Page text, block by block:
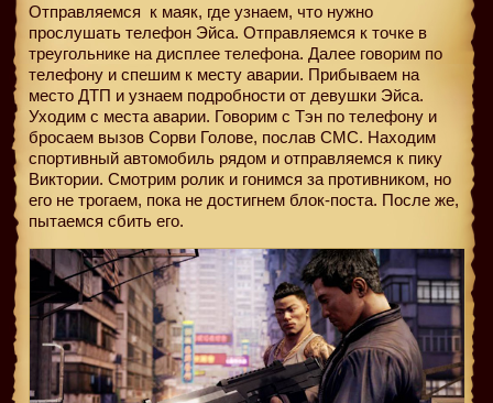
Отправляемся к маяк, где узнаем, что нужно
прослушать телефон Эйса. Отправляемся к точке в
треугольнике на дисплее телефона. Далее говорим по
телефону и спешим к месту аварии. Прибываем на
место ДТП и узнаем подробности от девушки Эйса.
Уходим с места аварии. Говорим с Тэн по телефону и
бросаем вызов Сорви Голове, послав СМС. Находим
спортивный автомобиль рядом и отправляемся к пику
Виктории. Смотрим ролик и гонимся за противником, но
его не трогаем, пока не достигнем блок-поста. После же,
пытаемся сбить его.